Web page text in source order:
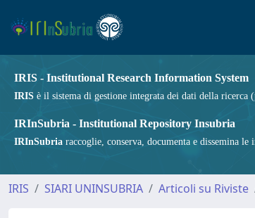
IRIS - Institutional Research Information System
IRIS è il sistema di gestione integrata dei dati della
IRInSubria - Institutional Repository Insubria
IRInSubria raccoglie, conserva, documenta e dissemina
IRIS SIARI UNINSUBRIA Articoli su Riviste